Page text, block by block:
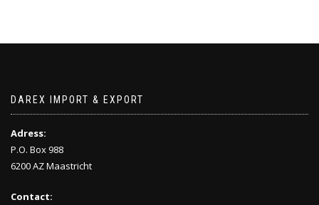
DAREX IMPORT & EXPORT
Adress:
P.O. Box 988
6200 AZ Maastricht
Contact: